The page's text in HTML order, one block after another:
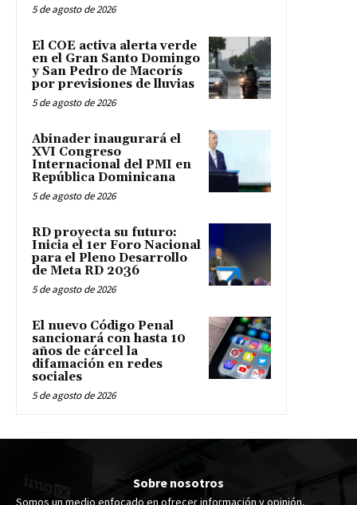
5 de agosto de 2026
El COE activa alerta verde
en el Gran Santo Domingo
y San Pedro de Macorís
por previsiones de lluvias
5 de agosto de 2026
Abinader inaugurará el
XVI Congreso
Internacional del PMI en
República Dominicana
5 de agosto de 2026
RD proyecta su futuro:
Inicia el 1er Foro Nacional
para el Pleno Desarrollo
de Meta RD 2036
5 de agosto de 2026
El nuevo Código Penal
sancionará con hasta 10
años de cárcel la
difamación en redes
sociales
5 de agosto de 2026
Sobre nosotros
Somos un medio enfocado en ofrecer información y opinión,